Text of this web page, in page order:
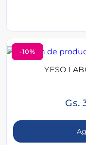
-10%
YESO
Gs.